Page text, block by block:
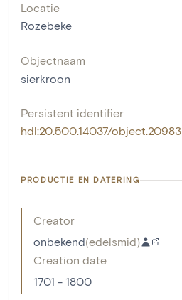
Locatie
Rozebeke
Objectnaam
sierkroon
Persistent identifier
hdl:20.500.14037/object.20983
PRODUCTIE EN DATERING
Creator
onbekend(edelsmid)
Creation date
1701 - 1800